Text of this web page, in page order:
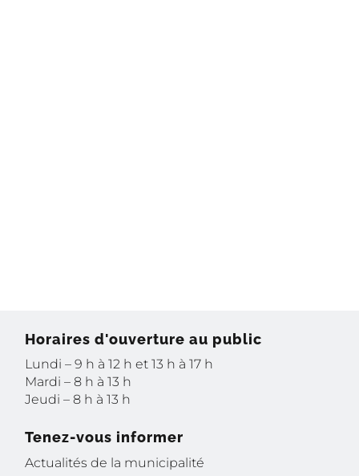
Horaires d'ouverture au public
Lundi – 9 h à 12 h et 13 h à 17 h
Mardi – 8 h à 13 h
Jeudi – 8 h à 13 h
Tenez-vous informer
Actualités de la municipalité